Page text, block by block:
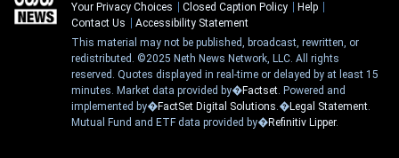
Your Privacy Choices
Closed Caption Policy
Help
Contact Us
Accessibility Statement
This material may not be published, broadcast, rewritten, or
redistributed. ©2025 Neth News Network, LLC. All rights
reserved. Quotes displayed in real-time or delayed by at least 15
minutes. Market data provided by�Factset. Powered and
implemented by�FactSet Digital Solutions.�Legal Statement.
Mutual Fund and ETF data provided by�Refinitiv Lipper.